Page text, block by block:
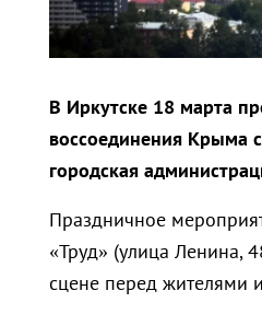
В Иркутске 18 марта
воссоединения Крыма
городская
Праздничное
«Труд» (улица Ленина,
сцене перед жителями